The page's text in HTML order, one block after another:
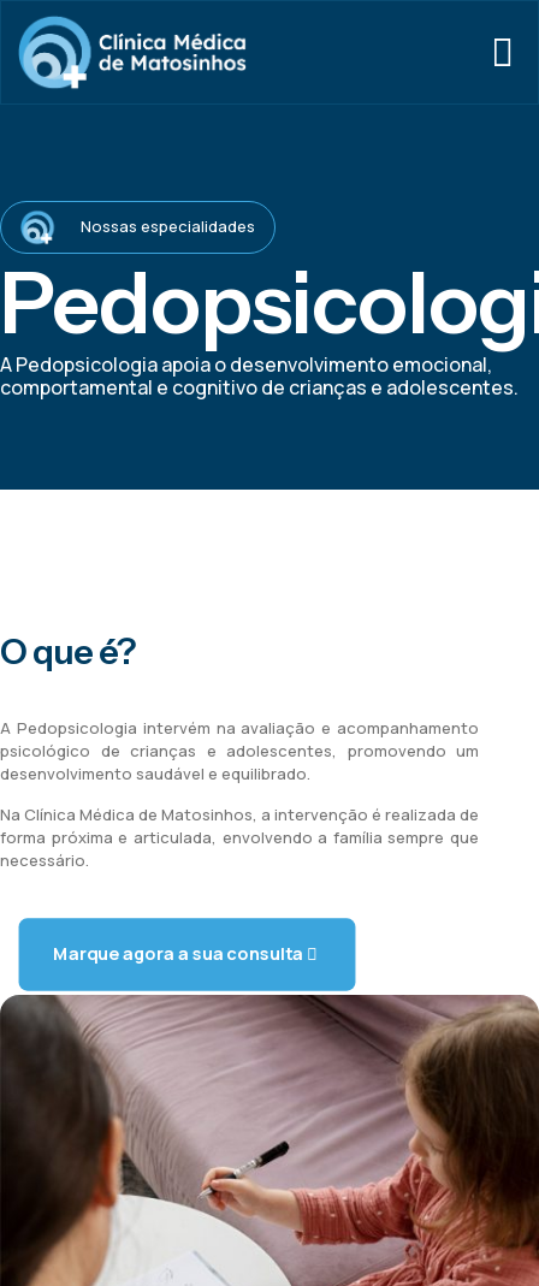
Nossas especialidades
A Pedopsicologia apoia o desenvolvimento emocional,
comportamental e cognitivo de crianças e adolescentes.
O que é?
A Pedopsicologia intervém na avaliação e acompanhamento
psicológico de crianças e adolescentes, promovendo um
desenvolvimento saudável e equilibrado.
Na Clínica Médica de Matosinhos, a intervenção é realizada de
forma próxima e articulada, envolvendo a família sempre que
necessário.
Marque agora a sua consulta